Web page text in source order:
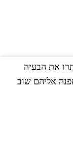
את הבעיה
אליהם שוב